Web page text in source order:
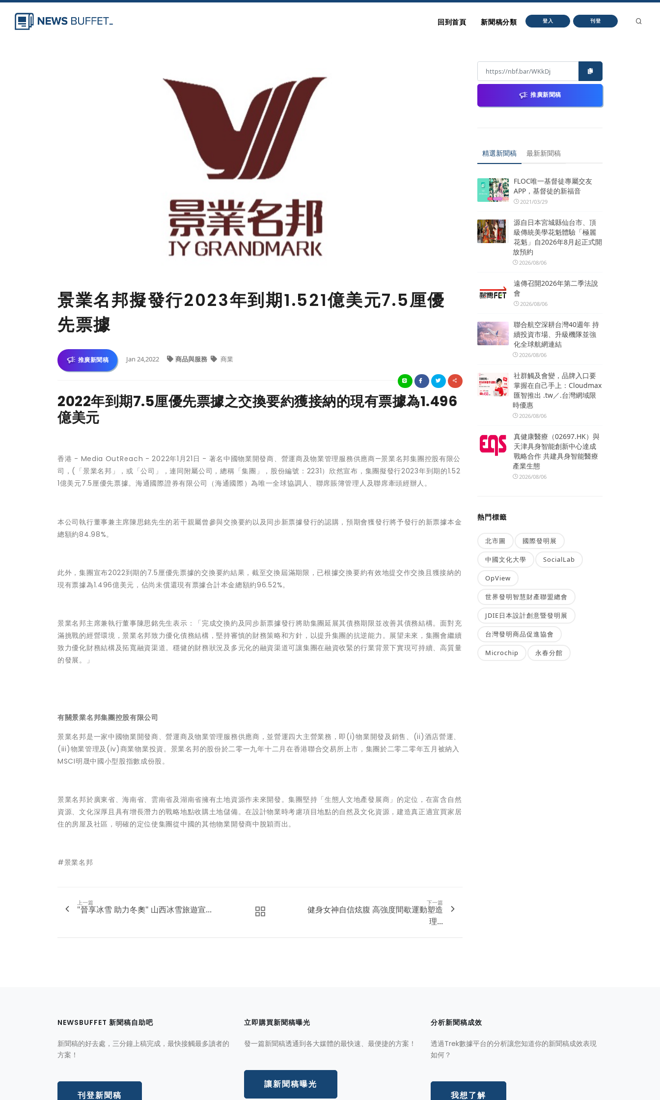
回到首頁 新聞稿分類 登入 刊登
景業名邦擬發行2023年到期1.521億美元7.5厘優
先票據
推廣新聞稿 Jan 24,2022 商品與服務 商業
2022年到期7.5厘優先票據之交換要約獲接納的現有票據為1.496
億美元
香港 - Media OutReach - 2022年1月21日 - 著名中國物業開發商、營運商及物業管理服務供應商—景業名邦集團控股有限公
司 ，(「景業名邦」，或「公司」，連同附屬公司，總稱「集團」，股份編號：2231）欣然宣布，集團擬發行2023年到期的1.52
1億美元7.5厘優先票據。海通國際證券有限公司（海通國際）為唯一全球協調人、聯席賬簿管理人及聯席牽頭經辦人。
本公司執行董事兼主席陳思銘先生的若干親屬曾參與交換要約以及同步新票據發行的認購，預期會獲發行將予發行的新票據本金
總額約84.98%。
此外，集團宣布2022到期的7.5厘優先票據的交換要約結果，截至交換屆滿期限，已根據交換要約有效地提交作交換且獲接納的
現有票據為1.496億美元，佔尚未償還現有票據合計本金總額約96.52%。
景業名邦主席兼執行董事陳思銘先生表示：「完成交換約及同步新票據發行將助集團延展其債務期限並改善其債務結構。面對充
滿挑戰的經營環境，景業名邦致力優化債務結構，堅持審慎的財務策略和方針，以提升集團的抗逆能力。展望未來，集團會繼續
致力優化財務結構及拓寬融資渠道。穩健的財務狀況及多元化的融資渠道可讓集團在融資收緊的行業背景下實現可持續、高質量
的發展。」
有關景業名邦集團控股有限公司
景業名邦是一家中國物業開發商、營運商及物業管理服務供應商，並營運四大主營業務，即(i)物業開發及銷售、(ii)酒店營運、
(iii)物業管理及(iv)商業物業投資。景業名邦的股份於二零一九年十二月在香港聯合交易所上市，集團於二零二零年五月被納入
MSCI明晟中國小型股指數成份股。
景業名邦於廣東省、海南省、雲南省及湖南省擁有土地資源作未來開發。集團堅持「生態人文地產發展商」的定位，在富含自然
資源、文化深厚且具有增長潛力的戰略地點收購土地儲備。在設計物業時考慮項目地點的自然及文化資源，建造真正適宜買家居
住的房屋及社區，明確的定位使集團從中國的其他物業開發商中脫穎而出。
#景業名邦
上一篇
"晉享冰雪 助力冬奧" 山西冰雪旅遊宣...
下一篇
健身女神自信炫腹 高強度間歇運動塑造
理...
推廣新聞稿
精選新聞稿 最新新聞稿
FLOC唯一基督徒專屬交友
APP，基督徒的新福音
2021/03/29
源自日本宮城縣仙台市、頂
級傳統美學花魁體驗「極麗
花魁」自2026年8月起正式開
放預約
2026/08/06
遠傳召開2026年第二季法說
會
2026/08/06
聯合航空深耕台灣40週年 持
續投資市場、升級機隊並強
化全球航網連結
2026/08/06
社群觸及會變，品牌入口要
掌握在自己手上：Cloudmax
匯智推出 .tw／.台灣網域限
時優惠
2026/08/06
真健康醫療（02697.HK）與
天津具身智能創新中心達成
戰略合作 共建具身智能醫療
產業生態
2026/08/06
熱門標籤
北市圖 國際發明展
中國文化大學 SocialLab
OpView
世界發明智慧財產聯盟總會
JDIE日本設計創意暨發明展
台灣發明商品促進協會
Microchip 永春分館
NEWSBUFFET 新聞稿自助吧
新聞稿的好去處，三分鐘上稿完成，最快接觸最多讀者的
方案！
刊登新聞稿
立即購買新聞稿曝光
發一篇新聞稿透通到各大媒體的最快速、最便捷的方案！
讓新聞稿曝光
分析新聞稿成效
透過Trek數據平台的分析讓您知道你的新聞稿成效表現
如何？
我想了解